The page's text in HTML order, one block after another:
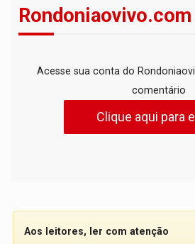
Acesse sua conta do
comentário
Clique aqui para
Aos leitores, ler com atenção